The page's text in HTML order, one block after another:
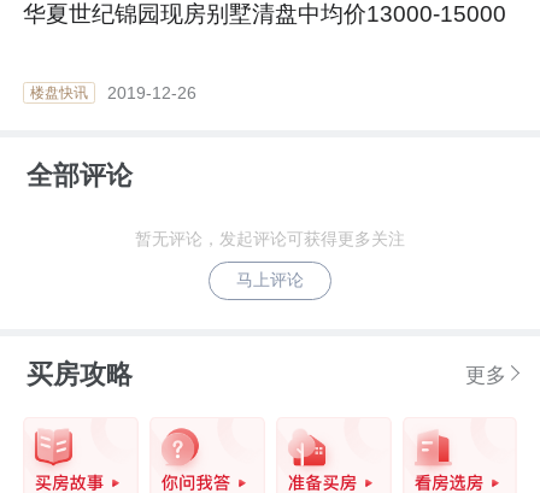
华夏世纪锦园现房别墅清盘中均价13000-15000
楼盘快讯 2019-12-26
全部评论
暂无评论，发起评论可获得更多关注
马上评论
买房攻略 更多